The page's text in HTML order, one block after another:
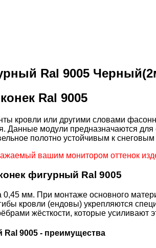
Ral 9005
Ral 9005
кровли или другими словами
Данные модули предназначаются
полотно устойчивым к
вашим монитором оттенок
фигурный Ral 9005
мм. При монтаже основного
кровли (ендовы) укрепляются
жёсткости, которые усиливают
Ral 9005 - преимущества